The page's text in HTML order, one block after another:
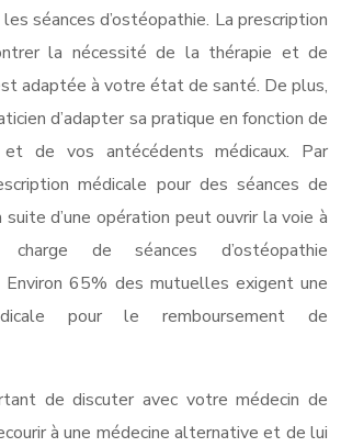
séances d’ostéopathie. La prescription
la nécessité de la thérapie et de
adaptée à votre état de santé. De plus,
d’adapter sa pratique en fonction de
de vos antécédents médicaux. Par
médicale pour des séances de
d’une opération peut ouvrir la voie à
de séances d’ostéopathie
Environ 65% des mutuelles exigent une
pour le remboursement de
de discuter avec votre médecin de
à une médecine alternative et de lui